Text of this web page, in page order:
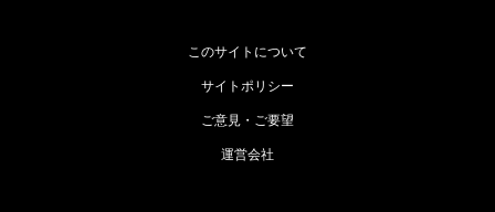
このサイトについて
サイトポリシー
ご意見・ご要望
運営会社